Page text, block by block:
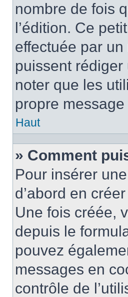
nombre de fois
l’édition. Ce
effectuée par
puissent
noter que les
propre
Haut
» Comment
Pour insérer
d’abord en
Une fois créée,
depuis le
pouvez
messages en
contrôle de